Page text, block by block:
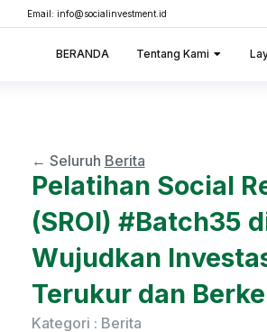
Email: info@socialinvestment.id
BERANDA Tentang Kami
← Seluruh Berita
Pelatihan Social
(SROI) #Batch35
Wujudkan
Terukur dan
Kategori : Berita